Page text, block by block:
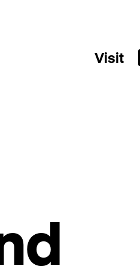
Visit